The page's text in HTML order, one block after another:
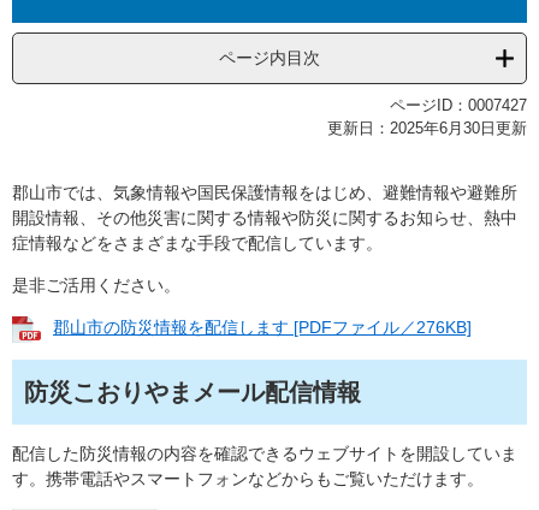
へ
ページ内目次
ページID：0007427
更新日：2025年6月30日更新
郡山市では、気象情報や国民保護情報をはじめ、避難情報や避難所
開設情報、その他災害に関する情報や防災に関するお知らせ、熱中
症情報などをさまざまな手段で配信しています。
是非ご活用ください。
郡山市の防災情報を配信します [PDFファイル／276KB]
防災こおりやまメール配信情報
配信した防災情報の内容を確認できるウェブサイトを開設していま
す。携帯電話やスマートフォンなどからもご覧いただけます。